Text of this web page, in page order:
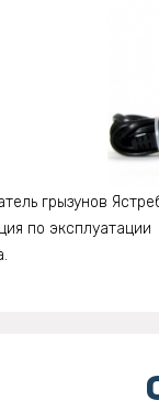
грызунов
по эксплуатации